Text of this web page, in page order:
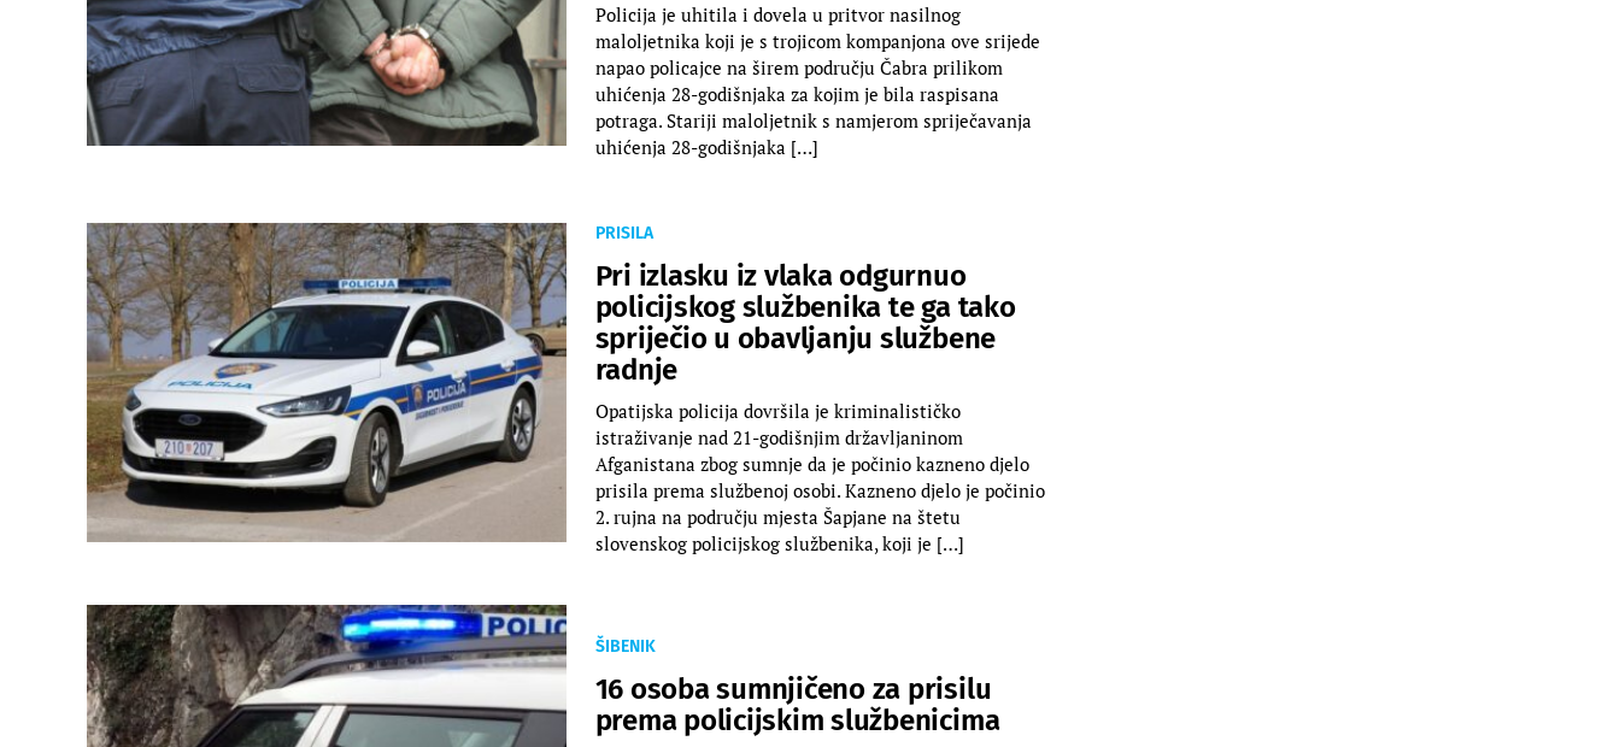
Policija je uhitila i dovela u pritvor nasilnog
maloljetnika koji je s trojicom kompanjona ove srijede
napao policajce na širem području Čabra prilikom
uhićenja 28-godišnjaka za kojim je bila raspisana
potraga. Stariji maloljetnik s namjerom spriječavanja
uhićenja 28-godišnjaka […]
PRISILA
Pri izlasku iz vlaka odgurnuo
policijskog službenika te ga tako
spriječio u obavljanju službene
radnje
Opatijska policija dovršila je kriminalističko
istraživanje nad 21-godišnjim državljaninom
Afganistana zbog sumnje da je počinio kazneno djelo
prisila prema službenoj osobi. Kazneno djelo je počinio
2. rujna na području mjesta Šapjane na štetu
slovenskog policijskog službenika, koji je […]
ŠIBENIK
16 osoba sumnjičeno za prisilu
prema policijskim službenicima